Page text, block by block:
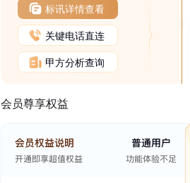
标讯详情查看
关键电话直连
甲方分析查询
会员尊享权益